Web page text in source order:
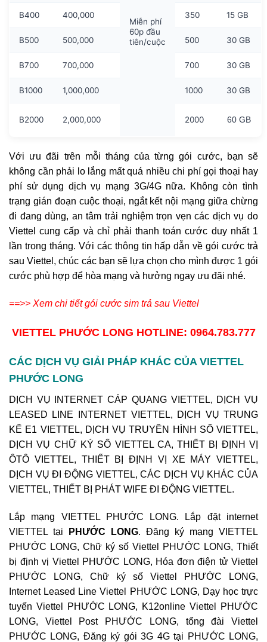
Miễn phí
60p đầu
tiên/cuộc
B400 400,000 350 15 GB
B500 500,000 500 30 GB
B700 700,000 700 30 GB
B1000 1,000,000 1000 30 GB
B2000 2,000,000 2000 60 GB
Với ưu đãi trên mỗi tháng của từng gói cước, bạn sẽ
không cần phải lo lắng mất quá nhiều chi phí gọi thoại hay
phí sử dụng dịch vụ mạng 3G/4G nữa. Không còn tình
trạng gián đoạn cuộc thoại, ngắt kết nội mạng giữa chừng
đi đang dùng, an tâm trải nghiệm trọn vẹn các dịch vụ do
Viettel cung cấp và chỉ phải thanh toán cước duy nhất 1
lần trong tháng. Với các thông tin hấp dẫn về gói cước trả
sau Viettel, chúc các bạn sẽ lựa chọn cho mình được 1 gói
cước phù hợp để hòa mạng và hưởng ngay ưu đãi nhé.
==>> Xem chi tiết gói cước sim trả sau Viettel
VIETTEL PHƯỚC LONG HOTLINE: 0964.783.777
CÁC DỊCH VỤ GIẢI PHÁP KHÁC CỦA VIETTEL
PHƯỚC LONG
DỊCH VỤ INTERNET CÁP QUANG VIETTEL, DỊCH VỤ
LEASED LINE INTERNET VIETTEL, DỊCH VỤ TRUNG
KẾ E1 VIETTEL, DỊCH VỤ TRUYỀN HÌNH SỐ VIETTEL,
DỊCH VỤ CHỮ KÝ SỐ VIETTEL CA, THIẾT BỊ ĐỊNH VỊ
ÔTÔ VIETTEL, THIẾT BỊ ĐỊNH VỊ XE MÁY VIETTEL,
DỊCH VỤ ĐI ĐỘNG VIETTEL, CÁC DỊCH VỤ KHÁC CỦA
VIETTEL, THIẾT BỊ PHÁT WIFE ĐI ĐỘNG VIETTEL.
Lắp mạng VIETTEL PHƯỚC LONG. Lắp đặt internet
VIETTEL tại
PHƯỚC LONG. Đăng ký mạng VIETTEL
PHƯỚC LONG, Chữ ký số Viettel PHƯỚC LONG, Thiết
bị định vị Viettel PHƯỚC LONG, Hóa đơn điện tử Viettel
PHƯỚC LONG, Chữ ký số Viettel PHƯỚC LONG,
Internet Leased Line Viettel PHƯỚC LONG, Dạy học trực
tuyến Viettel PHƯỚC LONG, K12online Viettel PHƯỚC
LONG, Viettel Post PHƯỚC LONG, tổng đài Viettel
PHƯỚC LONG, Đăng ký gói 3G 4G tại PHƯỚC LONG,